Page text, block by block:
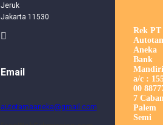
Jeruk
Jakarta 11530

Email
autotamaaneka@gmail.com
Rek PT
Aneka
Bank
Mandiri
a/c :
00
7
Palem
Semi